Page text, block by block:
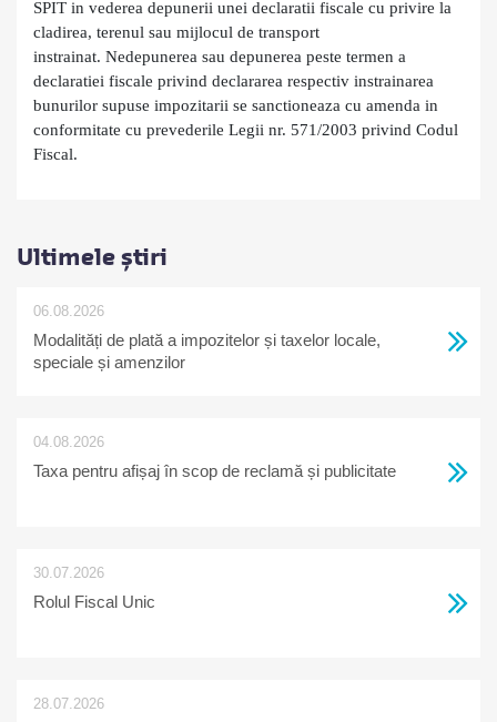
SPIT in vederea depunerii unei declaratii fiscale cu privire la
cladirea, terenul sau mijlocul de transport
instrainat. Nedepunerea sau depunerea peste termen a
declaratiei fiscale privind declararea respectiv instrainarea
bunurilor supuse impozitarii se sanctioneaza cu amenda in
conformitate cu prevederile Legii nr. 571/2003 privind Codul
Fiscal.
Ultimele știri
06.08.2026
Modalități de plată a impozitelor și taxelor locale,
speciale și amenzilor
04.08.2026
Taxa pentru afișaj în scop de reclamă și publicitate
30.07.2026
Rolul Fiscal Unic
28.07.2026